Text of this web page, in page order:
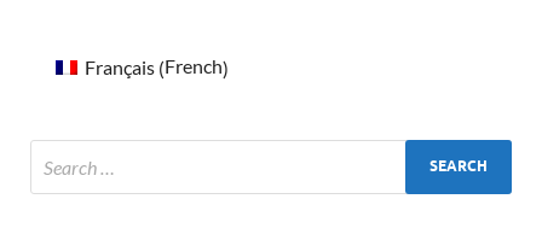
Français (French)